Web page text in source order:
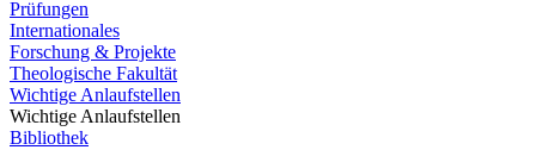
Prüfungen
Internationales
Forschung & Projekte
Theologische Fakultät
Wichtige Anlaufstellen
Wichtige Anlaufstellen
Bibliothek